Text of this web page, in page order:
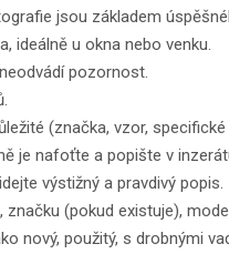
jsou základem
ideálně u okna nebo venku.
pozornost.
(značka, vzor, specifické
je nafoťte a popište v
výstižný a pravdivý popis.
(pokud existuje),
nový, použitý, s drobnými